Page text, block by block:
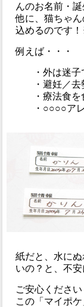
んのお名前・
他に、猫ちゃ
込めるのです！
例えば・・・
・外は迷子
・避妊／
・療法食
・○○○○
紙だと、水に
いの？と、不安
ご安心ください
この「マイポ